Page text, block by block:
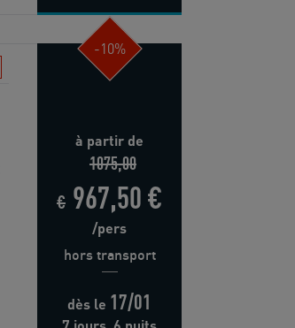
-10%
à partir de
1075,00
€ 967,50 €
/pers
hors transport
dès le 17/01